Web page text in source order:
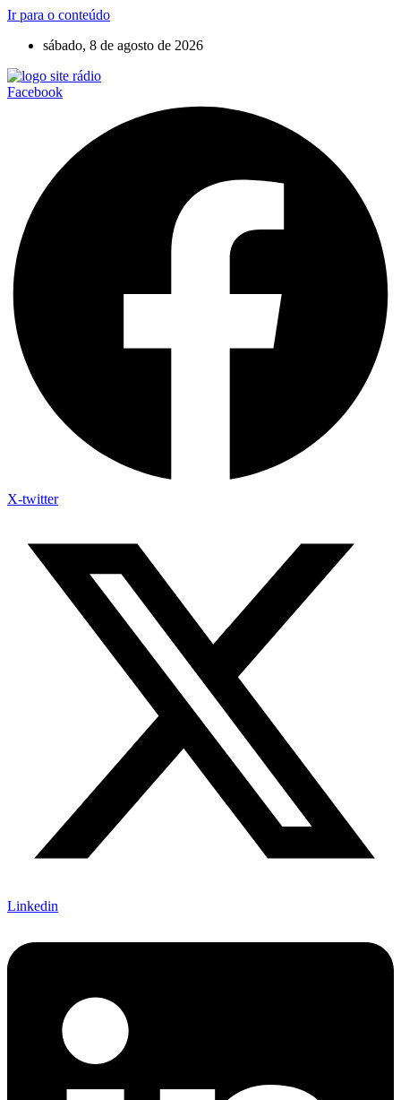
Ir para o conteúdo
sábado, 8 de agosto de 2026
Facebook
X-twitter
Linkedin